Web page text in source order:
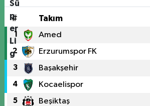
# Takım
1 Amed
2 Erzurumspor FK
3 Başakşehir
4 Kocaelispor
5 Beşiktaş